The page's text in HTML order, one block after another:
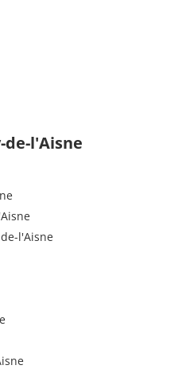
de-l'Aisne
l'Aisne